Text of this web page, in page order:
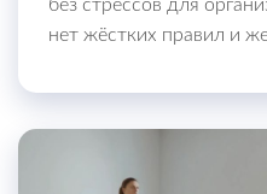
без стрессов для
нет жёстких правил и